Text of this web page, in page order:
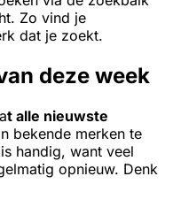
Zo vind je
dat je zoekt.
deze week
t alle nieuwste
bekende merken te
handig, want veel
opnieuw. Denk